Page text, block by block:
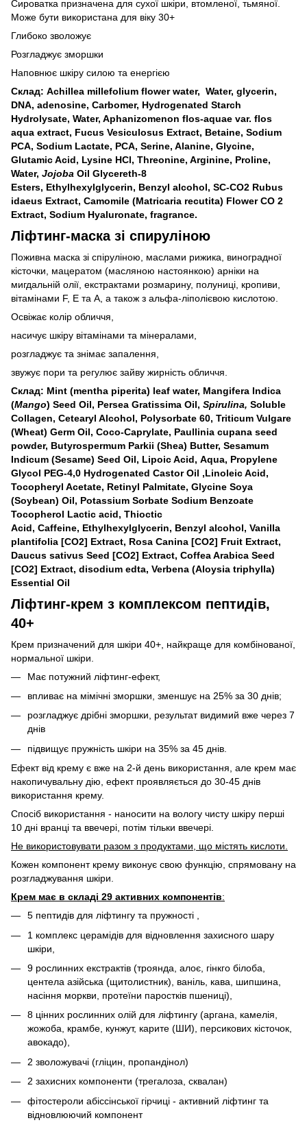
Сироватка призначена для сухої шкіри, втомленої, тьмяної.
Може бути використана для віку 30+
Глибоко зволожує
Розгладжує зморшки
Наповнює шкіру силою та енергією
Склад: Achillea millefolium flower water, Water, glycerin,
DNA, adenosine, Carbomer, Hydrogenated Starch
Hydrolysate, Water, Aphanizomenon flos-aquae var. flos
aqua extract, Fucus Vesiculosus Extract, Betaine, Sodium
PCA, Sodium Lactate, PCA, Serine, Alanine, Glycine,
Glutamic Acid, Lysine HCl, Threonine, Arginine, Proline,
Water, Jojoba Oil Glycereth-8
Esters, Ethylhexylglycerin, Benzyl alcohol, SC-CO2 Rubus
idaeus Extract, Camomile (Matricaria recutita) Flower CO 2
Extract, Sodium Hyaluronate, fragrance.
Ліфтинг-маска зі спируліною
Поживна маска зі спіруліною, маслами рижика, виноградної
кісточки, мацератом (масляною настоянкою) арніки на
мигдальній олії, екстрактами розмарину, полуниці, кропиви,
вітамінами F, Е та А, а також з альфа-ліполієвою кислотою.
Освіжає колір обличчя,
насичує шкіру вітамінами та мінералами,
розгладжує та знімає запалення,
звужує пори та регулює зайву жирність обличчя.
Склад: Mint (mentha piperita) leaf water, Mangifera Indica
(Mango) Seed Oil, Persea Gratissima Oil, Spirulina, Soluble
Collagen, Cetearyl Alcohol, Polysorbate 60, Triticum Vulgare
(Wheat) Germ Oil, Coco-Caprylate, Paullinia cupana seed
powder, Butyrospermum Parkii (Shea) Butter, Sesamum
Indicum (Sesame) Seed Oil, Lipoic Acid, Aqua, Propylene
Glycol PEG-4,0 Hydrogenated Castor Oil ,Linoleic Acid,
Tocopheryl Acetate, Retinyl Palmitate, Glycine Soya
(Soybean) Oil, Potassium Sorbate Sodium Benzoate
Tocopherol Lactic acid, Тhioctic
Acid, Caffeine, Ethylhexylglycerin, Benzyl alcohol, Vanilla
plantifolia [CO2] Еxtract, Rosa Canina [CO2] Fruit Extract,
Daucus sativus Seed [CO2] Extract, Coffea Arabica Seed
[CO2] Extract, disodium edta, Verbena (Aloysia triphylla)
Essential Oil
Ліфтинг-крем з комплексом пептидів,
40+
Крем призначений для шкіри 40+, найкраще для комбінованої,
нормальної шкіри.
Має потужний ліфтинг-ефект,
впливає на мімічні зморшки, зменшує на 25% за 30 днів;
розгладжує дрібні зморшки, результат видимий вже через 7
днів
підвищує пружність шкіри на 35% за 45 днів.
Ефект від крему є вже на 2-й день використання, але крем має
накопичувальну дію, ефект проявляється до 30-45 днів
використання крему.
Спосіб використання - наносити на вологу чисту шкіру перші
10 дні вранці та ввечері, потім тільки ввечері.
Не використовувати разом з продуктами, що містять кислоти.
Кожен компонент крему виконує свою функцію, спрямовану на
розгладжування шкіри.
Крем має в складі 29 активних компонентів:
5 пептидів для ліфтингу та пружності ,
1 комплекс церамідів для відновлення захисного шару
шкіри,
9 рослинних екстрактів (троянда, алоє, гінкго білоба,
центела азійська (щитолистник), ваніль, кава, шипшина,
насіння моркви, протеїни паростків пшениці),
8 цінних рослинних олій для ліфтингу (аргана, камелія,
жожоба, крамбе, кунжут, карите (ШИ), персикових кісточок,
авокадо),
2 зволожувачі (гліцин, пропандінол)
2 захисних компоненти (трегалоза, сквалан)
фітостероли абіссінської гірчиці - активний ліфтинг та
відновлюючий компонент